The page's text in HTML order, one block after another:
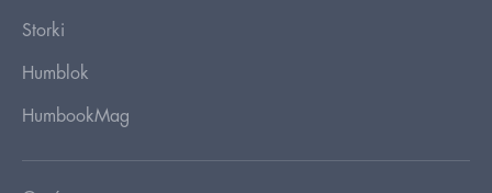
Storki
Humblok
HumbookMag